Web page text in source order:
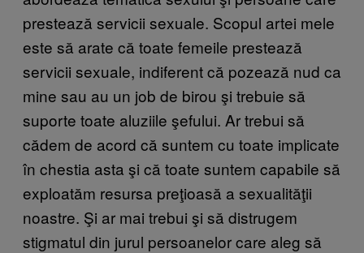
prestează servicii sexuale. Scopul artei mele
este să arate că toate femeile prestează
servicii sexuale, indiferent că pozează nud ca
mine sau au un job de birou şi trebuie să
suporte toate aluziile şefului. Ar trebui să
cădem de acord că suntem cu toate implicate
în chestia asta şi că toate suntem capabile să
exploatăm resursa preţioasă a sexualităţii
noastre. Şi ar mai trebui şi să distrugem
stigmatul din jurul persoanelor care aleg să